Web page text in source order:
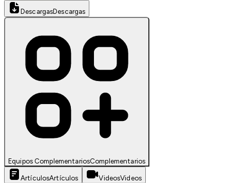
DescargasDescargas
Equipos ComplementariosComplementarios
ArtículosArtículos VideosVideos